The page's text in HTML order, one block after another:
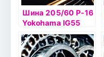
Шина 205/60 Р-16
Yokohama IG55
96T шип